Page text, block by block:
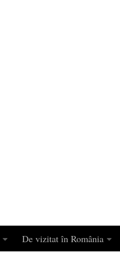
De vizitat în România